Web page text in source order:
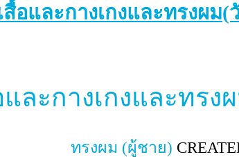
สื้อและกางเกงและทรงผม(
และกางเกงและทรง
ทรงผม (ผู้ชาย)